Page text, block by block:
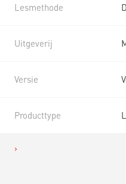
Lesmethode
Uitgeverij
Versie
Producttype